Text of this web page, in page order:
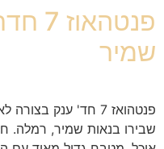
שמיר
פנטהואז 7 חד' ענק
שבירו בנאות שמיר, רמלה.